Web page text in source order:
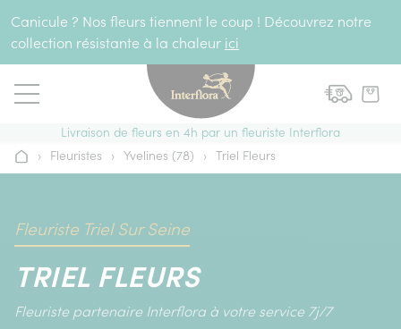
Canicule ? Nos fleurs tiennent le coup ! Découvrez notre
collection résistante à la chaleur ici
Livraison de fleurs en 4h par un fleuriste Interflora
Accueil
› Fleuristes › Yvelines (78) › Triel Fleurs
Fleuriste Triel Sur Seine
TRIEL FLEURS
Fleuriste partenaire Interflora à votre service 7j/7